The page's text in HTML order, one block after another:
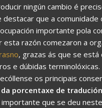
ningún cambio é
destacar que a
importante pola
esta razón comezaron a
, grazas ás que se
e dúbidas terminolóxicas.
os principais
porcentaxe de
importante que se deu